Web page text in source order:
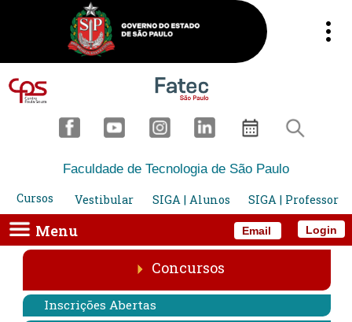
Email
Faculdade de Tecnologia de São Paulo
Cursos
Vestibular SIGA | Alunos SIGA | Professor
Menu Login
Concursos
Inscrições Abertas